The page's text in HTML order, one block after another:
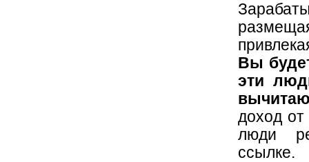
Вы
эти
доход
люди
ссылке.